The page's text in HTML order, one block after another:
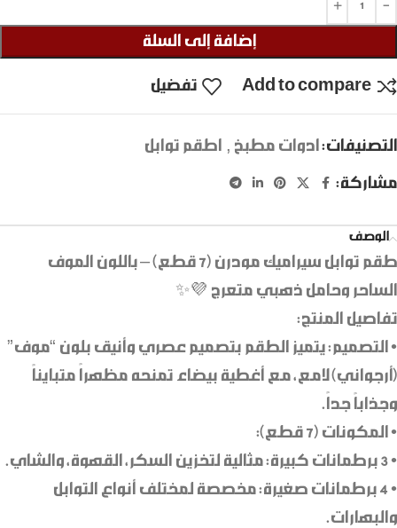
إضافة إلى السلة
Add to compare تفضيل
التصنيفات: ادوات مطبخ , اطقم توابل
مشاركة:
الوصف
طقم توابل سيراميك مودرن (7 قطع) – باللون الموف
الساحر وحامل ذهبي متعرج 💜✨
تفاصيل المنتج:
• التصميم: يتميز الطقم بتصميم عصري وأنيق بلون “موف”
(أرجواني) لامع، مع أغطية بيضاء تمنحه مظهراً متبايناً
وجذاباً جداً.
• المكونات (7 قطع):
• 3 برطمانات كبيرة: مثالية لتخزين السكر، القهوة، والشاي.
• 4 برطمانات صغيرة: مخصصة لمختلف أنواع التوابل
والبهارات.